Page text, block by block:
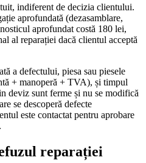
indiferent de decizia clientului.
aprofundată (dezasamblare,
aprofundat costă 180 lei,
al reparației dacă clientul acceptă
a defectului, piesa sau piesele
+ manoperă + TVA), și timpul
deviz sunt ferme și nu se modifică
se descoperă defecte
este contactat pentru aprobare
reparației